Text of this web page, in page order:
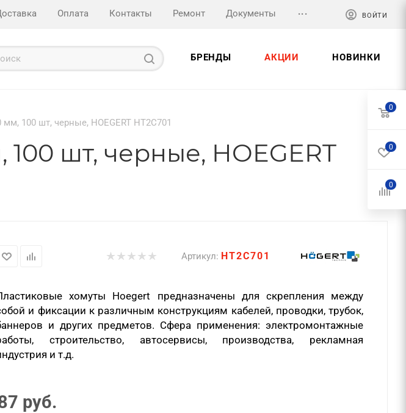
Оплата Контакты Ремонт Документы ... ВОЙТИ
БРЕНДЫ АКЦИИ НОВИНКИ
100 шт, черные, HOEGERT HT2C701
шт, черные, HOEGERT
Артикул: HT2C701
хомуты Hoegert предназначены для скрепления между
и фиксации к различным конструкциям кабелей, проводки, трубок,
и других предметов. Сфера применения: электромонтажные
строительство, автосервисы, производства, рекламная
и т.д.
руб.
0
0
0